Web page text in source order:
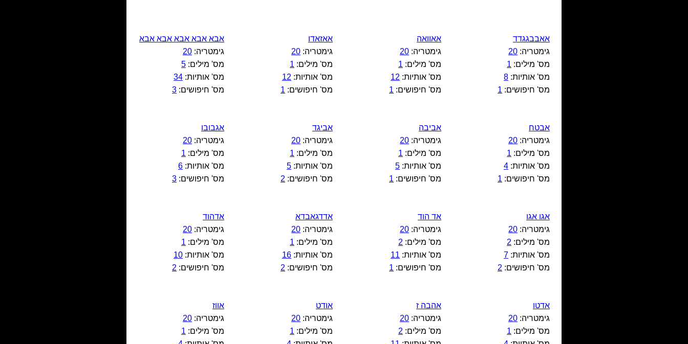
אאבבגגדד
גימטריה: 20
מס' מילים: 1
מס' אותיות: 8
מס' חיפושים: 1
אאוואה
גימטריה: 20
מס' מילים: 1
מס' אותיות: 12
מס' חיפושים: 1
אאזאדו
גימטריה: 20
מס' מילים: 1
מס' אותיות: 12
מס' חיפושים: 1
אבא אבא אבא אבא אבא
גימטריה: 20
מס' מילים: 5
מס' אותיות: 34
מס' חיפושים: 3
אבטח
גימטריה: 20
מס' מילים: 1
מס' אותיות: 4
מס' חיפושים: 1
אביבה
גימטריה: 20
מס' מילים: 1
מס' אותיות: 5
מס' חיפושים: 1
אביגד
גימטריה: 20
מס' מילים: 1
מס' אותיות: 5
מס' חיפושים: 2
אגבובו
גימטריה: 20
מס' מילים: 1
מס' אותיות: 6
מס' חיפושים: 3
אגו אגו
גימטריה: 20
מס' מילים: 2
מס' אותיות: 7
מס' חיפושים: 2
אד הוד
גימטריה: 20
מס' מילים: 2
מס' אותיות: 11
מס' חיפושים: 1
אדדגאבדא
גימטריה: 20
מס' מילים: 1
מס' אותיות: 16
מס' חיפושים: 2
אדהוד
גימטריה: 20
מס' מילים: 1
מס' אותיות: 10
מס' חיפושים: 2
אדטו
גימטריה: 20
מס' מילים: 1
אהבה ז
גימטריה: 20
מס' מילים: 2
אודט
גימטריה: 20
מס' מילים: 1
אווז
גימטריה: 20
מס' מילים: 1